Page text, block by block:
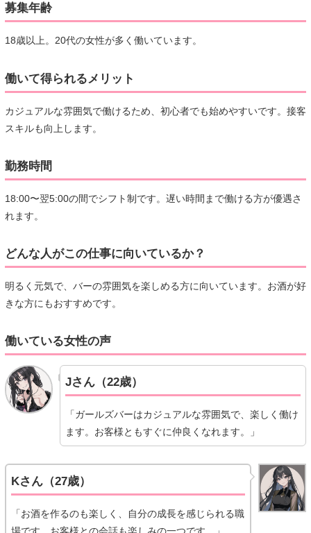
募集年齢
18歳以上。20代の女性が多く働いています。
働いて得られるメリット
カジュアルな雰囲気で働けるため、初心者でも始めやすいです。接客
スキルも向上します。
勤務時間
18:00〜翌5:00の間でシフト制です。遅い時間まで働ける方が優遇さ
れます。
どんな人がこの仕事に向いているか？
明るく元気で、バーの雰囲気を楽しめる方に向いています。お酒が好
きな方にもおすすめです。
働いている女性の声
Jさん（22歳）
「ガールズバーはカジュアルな雰囲気で、楽しく働け
ます。お客様ともすぐに仲良くなれます。」
Kさん（27歳）
「お酒を作るのも楽しく、自分の成長を感じられる職